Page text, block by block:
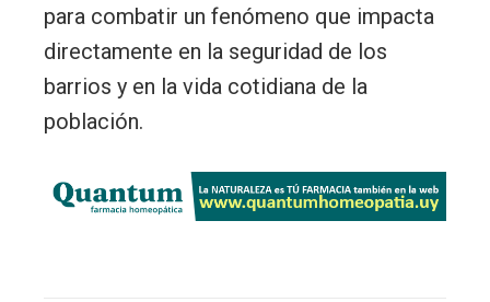
para combatir un fenómeno que impacta
directamente en la seguridad de los
barrios y en la vida cotidiana de la
población.